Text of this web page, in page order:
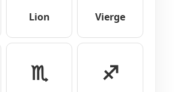
Lion Vierge
♏ ♐